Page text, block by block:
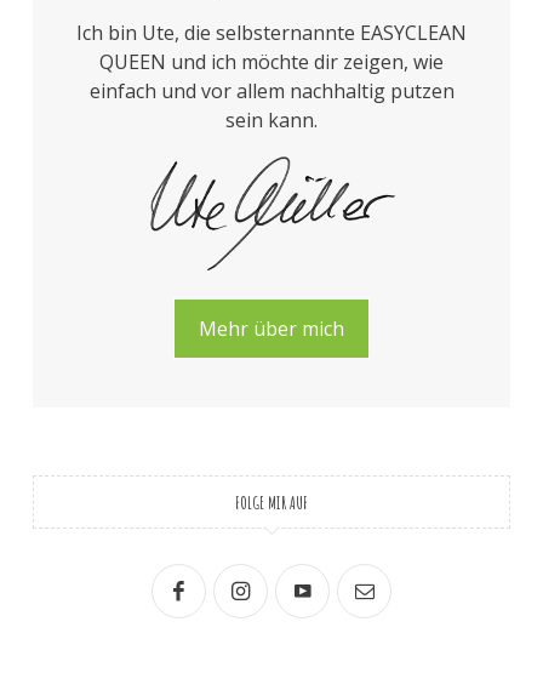
Ich bin Ute, die selbsternannte EASYCLEAN
QUEEN und ich möchte dir zeigen, wie
einfach und vor allem nachhaltig putzen
sein kann.
Mehr über mich
FOLGE MIR AUF